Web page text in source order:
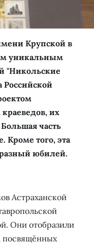
Крупской в
уникальным
"Никольские
их
часть
Кроме того, эта
юбилей.
Астраханской
Они отобразили
посвящённых